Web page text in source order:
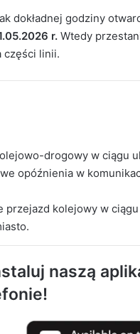
dokładnej godziny
r. Wtedy
części linii.
drogowy w ciągu
opóźnienia w
przejazd kolejowy w ciągu
naszą